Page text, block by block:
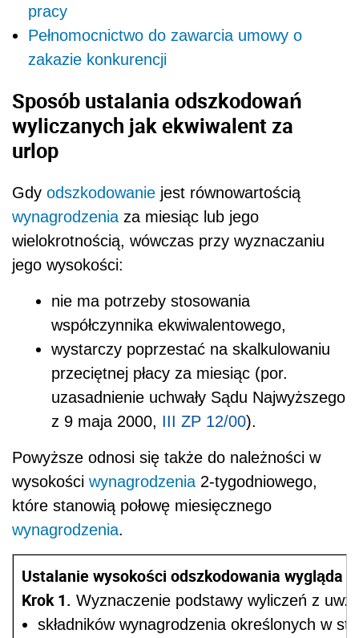
pracy
Pełnomocnictwo do zawarcia umowy o
zakazie konkurencji
Sposób ustalania odszkodowań
wyliczanych jak ekwiwalent za
urlop
Gdy odszkodowanie jest równowartością
wynagrodzenia za miesiąc lub jego
wielokrotnością, wówczas przy wyznaczaniu
jego wysokości:
nie ma potrzeby stosowania
współczynnika ekwiwalentowego,
wystarczy poprzestać na skalkulowaniu
przeciętnej płacy za miesiąc (por.
uzasadnienie uchwały Sądu Najwyższego
z 9 maja 2000, III ZP 12/00).
Powyższe odnosi się także do należności w
wysokości wynagrodzenia 2-tygodniowego,
które stanowią połowę miesięcznego
wynagrodzenia.
Ustalanie wysokości odszkodowania wygląda
Krok 1. Wyznaczenie podstawy wyliczeń z
składników wynagrodzenia określonych w